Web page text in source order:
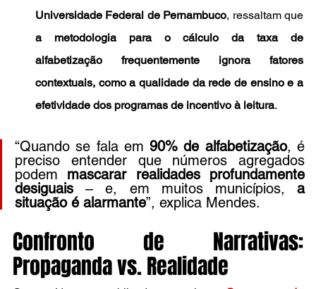
Universidade Federal de Pernambuco
a metodologia para o cálculo da taxa de
alfabetização frequentemente ignora fatores
contextuais, como a qualidade da rede de ensino e a
efetividade dos programas de incentivo à leitura.
“Quando se fala em 90% de alfabetização, é
preciso entender que números agregados
podem mascarar realidades profundamente
desiguais – e, em muitos municípios, a
situação é alarmante”, explica Mendes.
Confronto de Narrativas:
Propaganda vs. Realidade